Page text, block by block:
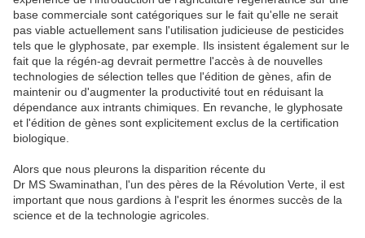
base commerciale sont catégoriques sur le fait qu'elle ne serait
pas viable actuellement sans l'utilisation judicieuse de pesticides
tels que le glyphosate, par exemple. Ils insistent également sur le
fait que la régén-ag devrait permettre l'accès à de nouvelles
technologies de sélection telles que l'édition de gènes, afin de
maintenir ou d'augmenter la productivité tout en réduisant la
dépendance aux intrants chimiques. En revanche, le glyphosate
et l'édition de gènes sont explicitement exclus de la certification
biologique.
Alors que nous pleurons la disparition récente du
Dr MS Swaminathan, l'un des pères de la Révolution Verte, il est
important que nous gardions à l'esprit les énormes succès de la
science et de la technologie agricoles.